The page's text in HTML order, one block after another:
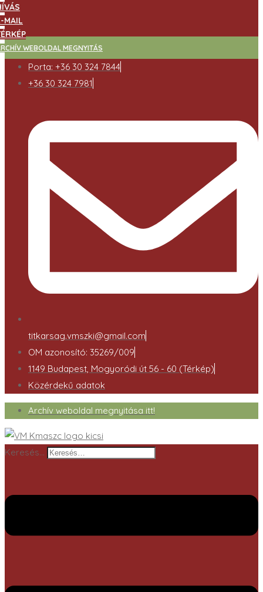
MAIL
WEBOLDAL MEGNYITÁS
Porta: +36 30 324 7844
+36 30 324 7981
titkarsag.vmszki@gmail.com
OM azonosító: 35269/009
1149 Budapest, Mogyoródi út 56 - 60 (Térkép)
Közérdekű adatok
Archív weboldal megnyitása itt!
Keresés…